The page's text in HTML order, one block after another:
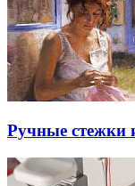
Ручные стежки